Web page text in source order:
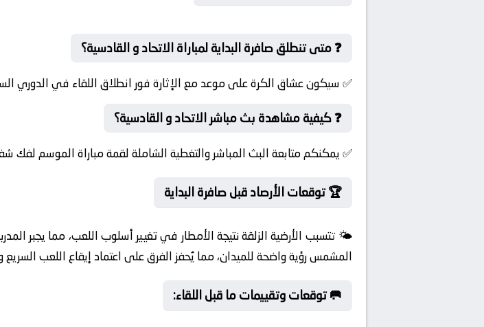
❓ متى تنطلق صافرة البداية لمباراة الاتحاد و القادسية؟
✅ سيكون عشاق الكرة على موعد مع الإثارة فور انطلاق اللقاء في الدوري
❓ كيفية مشاهدة بث مباشر الاتحاد و القادسية؟
✅ يمكنكم متابعة البث المباشر والتغطية الشاملة لقمة مباراة الموسم لفك
🏆 توقعات الأرصاد قبل صافرة البداية
🌤️ تتسبب الأرضية الزلقة نتيجة الأمطار في تغيير أسلوب اللعب، مما يجبر
المشمس رؤية واضحة للميدان، مما يُحفز الفرق على اعتماد إيقاع اللعب السريع
🥅 توقعات وتقييمات ما قبل اللقاء: